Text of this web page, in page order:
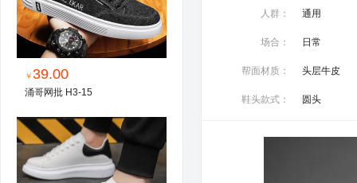
￥39.00
涌哥网批 H3-15
人群： 通用
场合： 日常
帮面材质： 头层牛皮
鞋头款式： 圆头